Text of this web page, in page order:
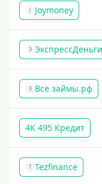
J Joymoney
Э ЭкспрессДеньги
З Все займы.рф
4К 495 Кредит
T Tezfinance